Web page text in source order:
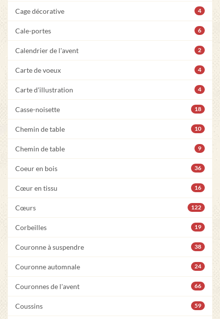
Cage décorative 4
Cale-portes 6
Calendrier de l'avent 2
Carte de voeux 4
Carte d'illustration 4
Casse-noisette 18
Chemin de table 10
Chemin de table 9
Coeur en bois 36
Cœur en tissu 16
Cœurs 122
Corbeilles 19
Couronne à suspendre 38
Couronne automnale 24
Couronnes de l'avent 66
Coussins 59